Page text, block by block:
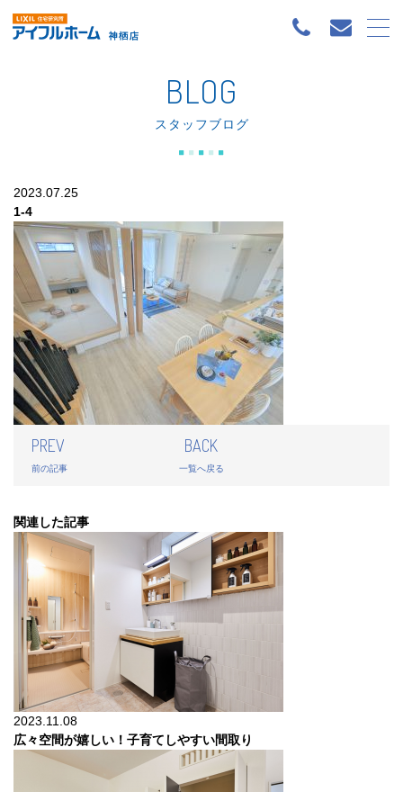
BLOG
スタッフブログ
2023.07.25
1-4
PREV
前の記事
BACK
一覧へ戻る
関連した記事
2023.11.08
広々空間が嬉しい！子育てしやすい間取り